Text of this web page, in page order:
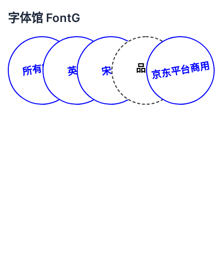
字体馆 FontG
所有字体 英文 宋体 品牌京东平台商用